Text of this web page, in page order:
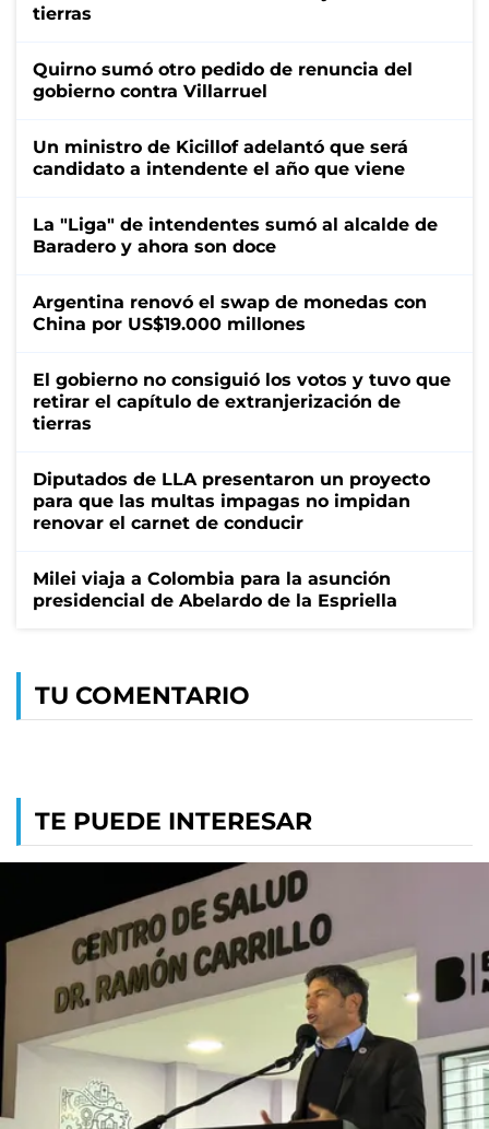
tierras
Quirno sumó otro pedido de renuncia del
gobierno contra Villarruel
Un ministro de Kicillof adelantó que será
candidato a intendente el año que viene
La "Liga" de intendentes sumó al alcalde de
Baradero y ahora son doce
Argentina renovó el swap de monedas con
China por US$19.000 millones
El gobierno no consiguió los votos y tuvo que
retirar el capítulo de extranjerización de
tierras
Diputados de LLA presentaron un proyecto
para que las multas impagas no impidan
renovar el carnet de conducir
Milei viaja a Colombia para la asunción
presidencial de Abelardo de la Espriella
TU COMENTARIO
TE PUEDE INTERESAR